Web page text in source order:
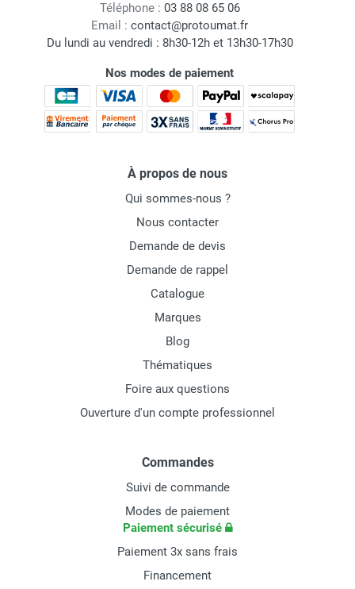
Téléphone : 03 88 08 65 06
Email : contact@protoumat.fr
Du lundi au vendredi : 8h30-12h et 13h30-17h30
Nos modes de paiement
À propos de nous
Qui sommes-nous ?
Nous contacter
Demande de devis
Demande de rappel
Catalogue
Marques
Blog
Thématiques
Foire aux questions
Ouverture d'un compte professionnel
Commandes
Suivi de commande
Modes de paiement
Paiement sécurisé
Paiement 3x sans frais
Financement